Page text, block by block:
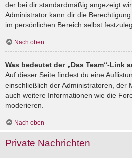
der bei dir standardmäßig angezeigt
Administrator kann dir die
im persönlichen Bereich selbst
Nach oben
Was bedeutet der „Das Team“-Link
Auf dieser Seite findest du eine
einschließlich der Administratoren, der
auch weitere Informationen wie die
moderieren.
Nach oben
Private Nachrichten